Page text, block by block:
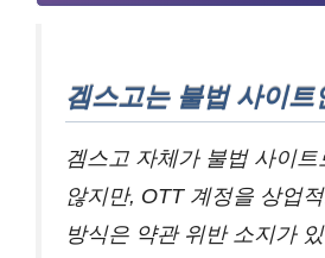
겜스고는 불법 사이트
겜스고 자체가 불법 사이
않지만, OTT 계정을 상업
방식은 약관 위반 소지가